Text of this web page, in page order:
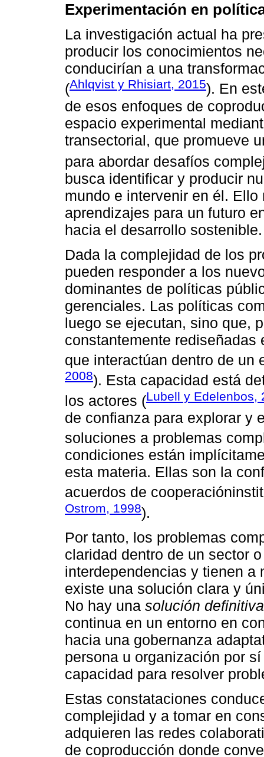
Experimentación en
La investigación actual ha
producir los conocimientos
conducirían a una
(Ahlqvist y Rhisiart, 2015). En
de esos enfoques de
espacio experimental
transectorial, que promueve
para abordar desafíos
busca identificar y producir
mundo e intervenir en él.
aprendizajes para un futuro
hacia el desarrollo sostenible.
Dada la complejidad de los
pueden responder a los
dominantes de políticas
gerenciales. Las políticas
luego se ejecutan, sino que,
constantemente
que interactúan dentro de un
2008). Esta capacidad está
los actores (Lubell y Edelenbos,
de confianza para explorar y
soluciones a problemas
condiciones están
esta materia. Ellas son la
acuerdos de
Ostrom, 1998).
Por tanto, los problemas
claridad dentro de un sector
interdependencias y tienen a
existe una solución clara y
No hay una solución definitiva
continua en un entorno en
hacia una gobernanza
persona u organización por
capacidad para resolver
Estas constataciones
complejidad y a tomar en
adquieren las redes
de coproducción donde